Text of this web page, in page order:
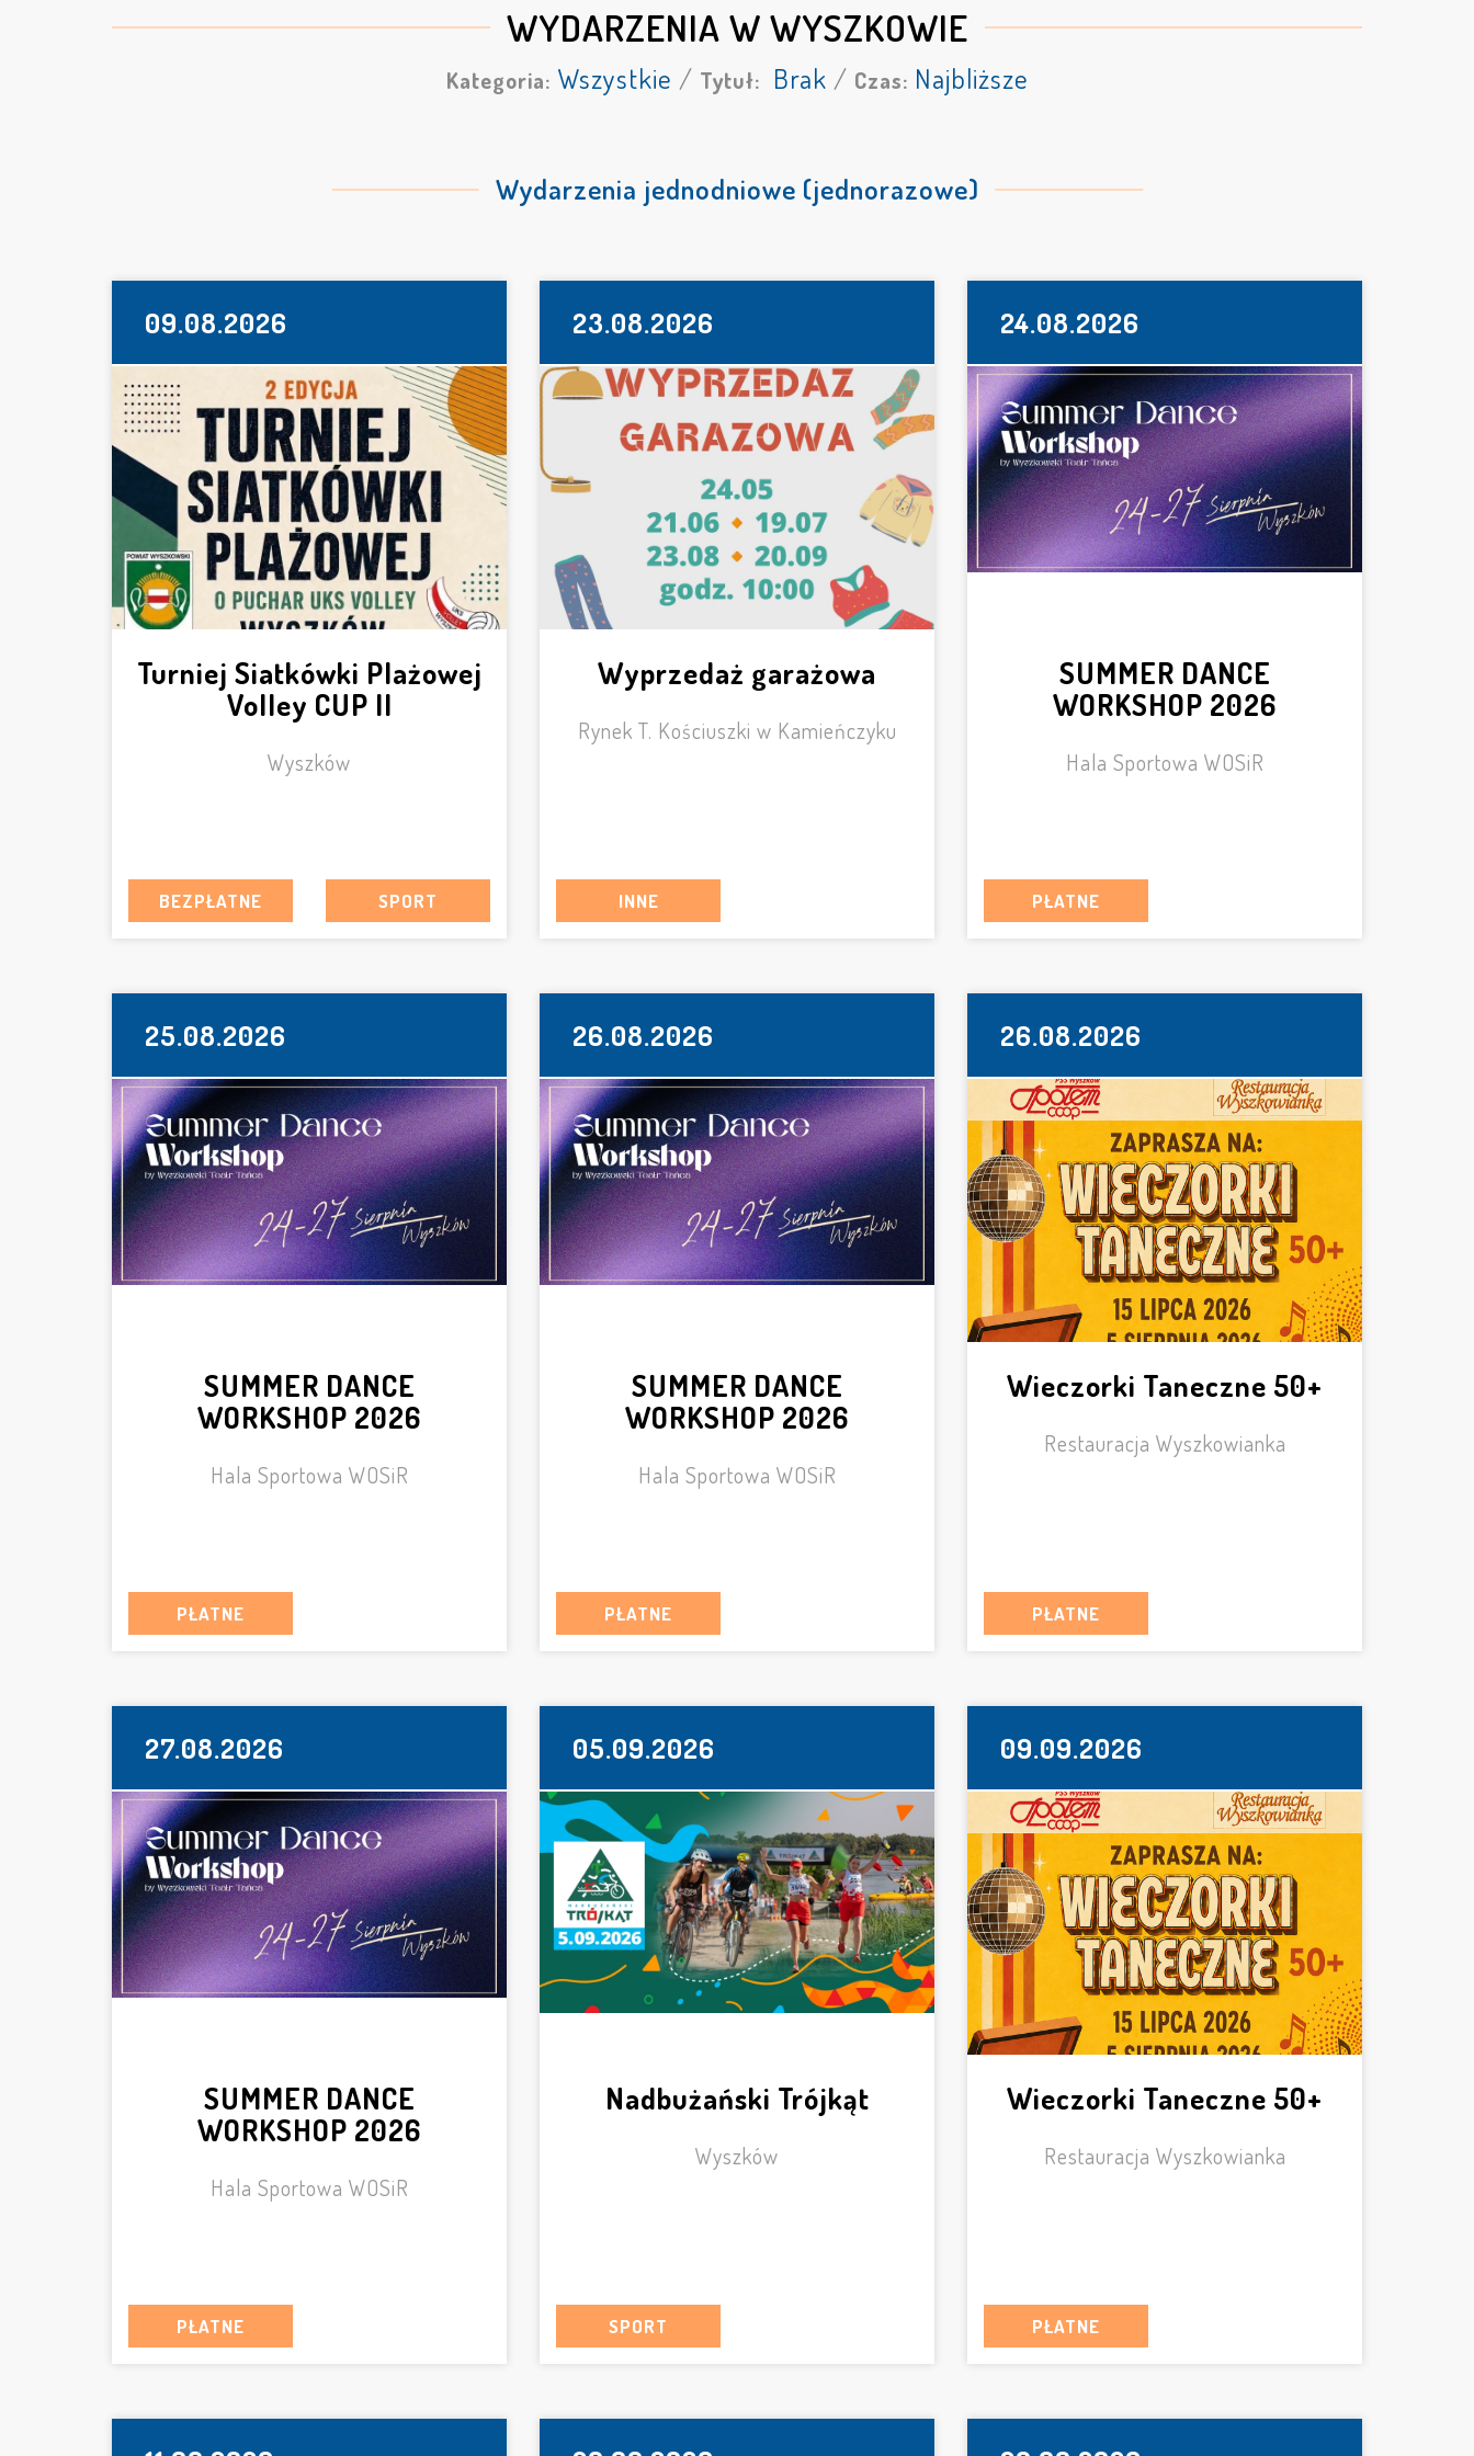
WYDARZENIA W WYSZKOWIE
Kategoria: Wszystkie / Tytuł: Brak / Czas: Najbliższe
Wydarzenia jednodniowe (jednorazowe)
09.08.2026
Turniej Siatkówki Plażowej
Volley CUP II
Wyszków
BEZPŁATNE SPORT
23.08.2026
Wyprzedaż garażowa
Rynek T. Kościuszki w Kamieńczyku
INNE
24.08.2026
SUMMER DANCE
WORKSHOP 2026
Hala Sportowa WOSiR
PŁATNE
25.08.2026
SUMMER DANCE
WORKSHOP 2026
Hala Sportowa WOSiR
PŁATNE
26.08.2026
SUMMER DANCE
WORKSHOP 2026
Hala Sportowa WOSiR
PŁATNE
26.08.2026
Wieczorki Taneczne 50+
Restauracja Wyszkowianka
PŁATNE
27.08.2026
SUMMER DANCE
WORKSHOP 2026
Hala Sportowa WOSiR
PŁATNE
05.09.2026
Nadbużański Trójkąt
Wyszków
SPORT
09.09.2026
Wieczorki Taneczne 50+
Restauracja Wyszkowianka
PŁATNE